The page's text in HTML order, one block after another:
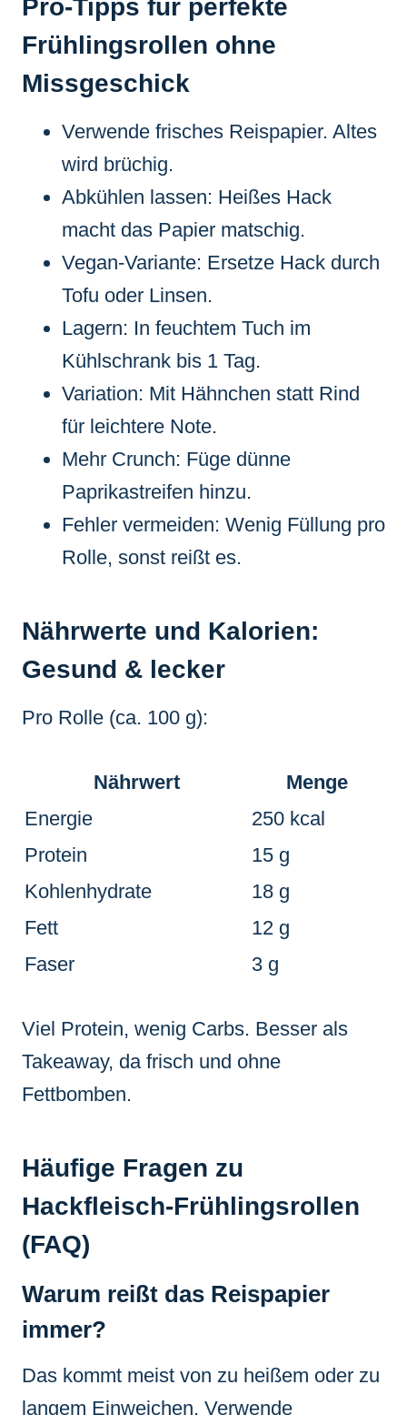
Pro-Tipps für perfekte
Frühlingsrollen ohne
Missgeschick
Verwende frisches Reispapier. Altes
wird brüchig.
Abkühlen lassen: Heißes Hack
macht das Papier matschig.
Vegan-Variante: Ersetze Hack durch
Tofu oder Linsen.
Lagern: In feuchtem Tuch im
Kühlschrank bis 1 Tag.
Variation: Mit Hähnchen statt Rind
für leichtere Note.
Mehr Crunch: Füge dünne
Paprikastreifen hinzu.
Fehler vermeiden: Wenig Füllung pro
Rolle, sonst reißt es.
Nährwerte und Kalorien:
Gesund & lecker
Pro Rolle (ca. 100 g):
Nährwert
Menge
Energie
250 kcal
Protein
15 g
Kohlenhydrate
18 g
Fett
12 g
Faser
3 g
Viel Protein, wenig Carbs. Besser als
Takeaway, da frisch und ohne
Fettbomben.
Häufige Fragen zu
Hackfleisch-Frühlingsrollen
(FAQ)
Warum reißt das Reispapier
immer?
Das kommt meist von zu heißem oder zu
langem Einweichen. Verwende